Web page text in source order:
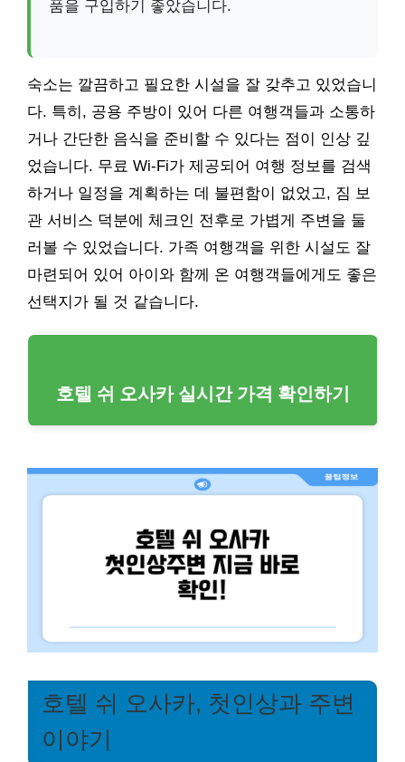
품을 구입하기 좋았습니다.
숙소는 깔끔하고 필요한 시설을 잘 갖추고 있었습니
다. 특히, 공용 주방이 있어 다른 여행객들과 소통하
거나 간단한 음식을 준비할 수 있다는 점이 인상 깊
었습니다. 무료 Wi-Fi가 제공되어 여행 정보를 검색
하거나 일정을 계획하는 데 불편함이 없었고, 짐 보
관 서비스 덕분에 체크인 전후로 가볍게 주변을 둘
러볼 수 있었습니다. 가족 여행객을 위한 시설도 잘
마련되어 있어 아이와 함께 온 여행객들에게도 좋은
선택지가 될 것 같습니다.
호텔 쉬 오사카 실시간 가격 확인하기
호텔 쉬 오사카, 첫인상과 주변
이야기